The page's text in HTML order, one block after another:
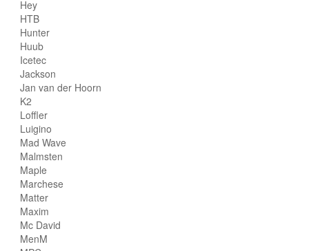
Hey
HTB
Hunter
Huub
Icetec
Jackson
Jan van der Hoorn
K2
Loffler
Luigino
Mad Wave
Malmsten
Maple
Marchese
Matter
Maxim
Mc David
MenM